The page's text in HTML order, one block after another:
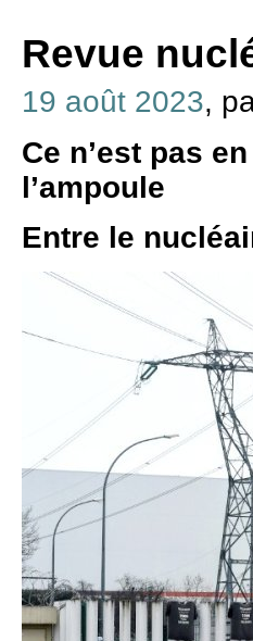
Revue
19 août 2023,
Ce n’est pas
l’ampoule
Entre le